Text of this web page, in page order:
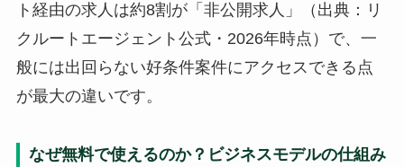
ト経由の求人は約8割が「非公開求人」（出典：リ
クルートエージェント公式・2026年時点）で、一
般には出回らない好条件案件にアクセスできる点
が最大の違いです。
なぜ無料で使えるのか？ビジネスモデルの仕組み